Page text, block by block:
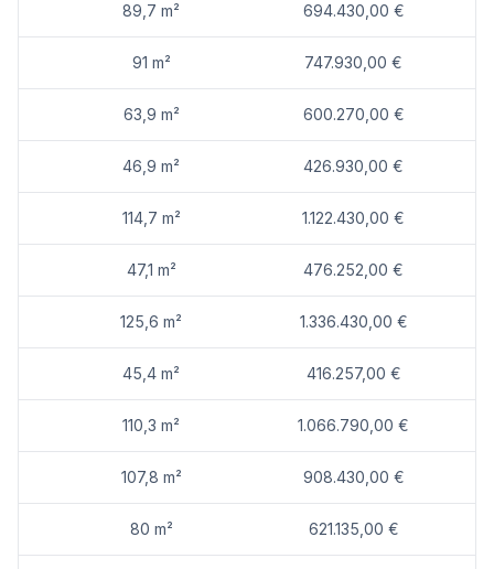
Autobahnanschluss <1.250m
Angaben Entfernung Luftlinie / Quelle: OpenStreetMap
89,7 m² 694.430,00 €
91 m² 747.930,00 €
63,9 m² 600.270,00 €
46,9 m² 426.930,00 €
114,7 m² 1.122.430,00 €
47,1 m² 476.252,00 €
125,6 m² 1.336.430,00 €
45,4 m² 416.257,00 €
110,3 m² 1.066.790,00 €
107,8 m² 908.430,00 €
80 m² 621.135,00 €